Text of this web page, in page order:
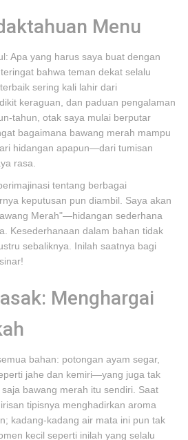
Menu
Apa yang harus saya buat dengan
bahwa teman dekat selalu
sering kali lahir dari
keraguan, dan paduan pengalaman
tahun, otak saya mulai berputar
bagaimana bawang merah mampu
hidangan apapun—dari tumisan
rasa.
tentang berbagai
keputusan pun diambil. Saya akan
Merah"—hidangan sederhana
Kesederhanaan dalam bahan tidak
sebaliknya. Inilah saatnya bagi
Menghargai
bahan: potongan ayam segar,
jahe dan kemiri—yang juga tak
bawang merah itu sendiri. Saat
tipisnya menghadirkan aroma
kadang-kadang air mata ini pun tak
kecil seperti inilah yang selalu